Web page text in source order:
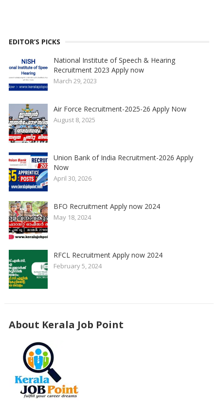
EDITOR’S PICKS
National Institute of Speech & Hearing
Recruitment 2023 Apply now
March 29, 2023
Air Force Recruitment-2025-26 Apply Now
August 8, 2025
Union Bank of India Recruitment-2026 Apply
Now
April 30, 2026
BFO Recruitment Apply now 2024
May 18, 2024
RFCL Recruitment Apply now 2024
February 5, 2024
About Kerala Job Point